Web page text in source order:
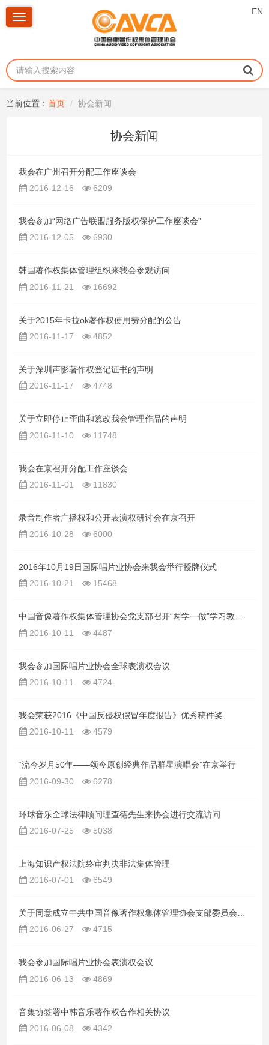
EN
Toggle
当前位置： 首页 协会新闻
协会新闻
我会在广州召开分配工作座谈会
2016-12-16
6209
我会参加“网络广告联盟服务版权保护工作座谈会”
2016-12-05
6930
韩国著作权集体管理组织来我会参观访问
2016-11-21
16692
关于2015年卡拉ok著作权使用费分配的公告
2016-11-17
4852
关于深圳声影著作权登记证书的声明
2016-11-17
4748
关于立即停止歪曲和篡改我会管理作品的声明
2016-11-10
11748
我会在京召开分配工作座谈会
2016-11-01
11830
录音制作者广播权和公开表演权研讨会在京召开
2016-10-28
6000
2016年10月19日国际唱片业协会来我会举行授牌仪式
2016-10-21
15468
中国音像著作权集体管理协会党支部召开“两学一做”学习教育第三次学习研讨组织生活会
2016-10-11
4487
我会参加国际唱片业协会全球表演权会议
2016-10-11
4724
我会荣获2016《中国反侵权假冒年度报告》优秀稿件奖
2016-10-11
4579
“流今岁月50年——颂今原创经典作品群星演唱会”在京举行
2016-09-30
6278
环球音乐全球法律顾问理查德先生来协会进行交流访问
2016-07-25
5038
上海知识产权法院终审判决非法集体管理
2016-07-01
6549
2016-06-27
4715
我会参加国际唱片业协会表演权会议
2016-06-13
4869
音集协签署中韩音乐著作权合作相关协议
2016-06-08
4342